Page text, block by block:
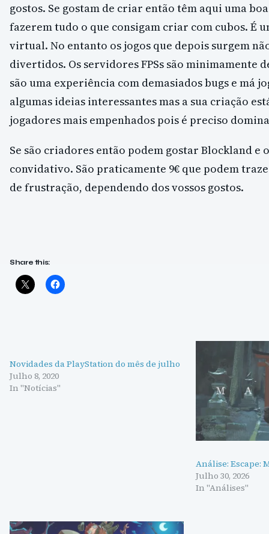
gostos. Se gostam de criar então têm aqui uma
fazerem tudo o que consigam criar com cubos. É
virtual. No entanto os jogos que depois surgem
divertidos. Os servidores FPSs são minimamente
são uma experiência com demasiados bugs e má
algumas ideias interessantes mas a sua criação
jogadores mais empenhados pois é preciso
Se são criadores então podem gostar Blockland e
convidativo. São praticamente 9€ que podem
de frustração, dependendo dos vossos gostos.
Share this:
Novidades da PlayStation do mês de julho
Julho 8, 2020
In "Notícias"
Análise: Escape:
Julho 30, 2026
In "Análises"